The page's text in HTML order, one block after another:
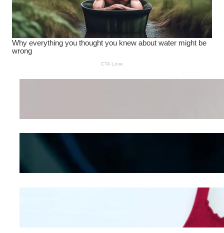
Wanita Pamer Pakaian
Kepribadian
Mengintip Kepribadian
Wanita Dari Warna Bra